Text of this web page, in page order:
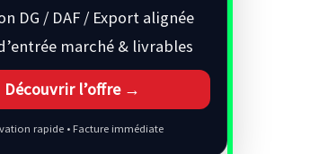
DG / DAF / Export alignée
marché & livrables
Découvrir l’offre →
rapide • Facture immédiate